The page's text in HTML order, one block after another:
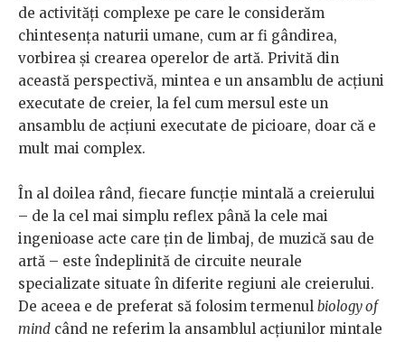
de activități complexe pe care le considerăm
chintesența naturii umane, cum ar fi gândirea,
vorbirea și crearea operelor de artă. Privită din
această perspectivă, mintea e un ansamblu de acțiuni
executate de creier, la fel cum mersul este un
ansamblu de acțiuni executate de picioare, doar că e
mult mai complex.
În al doilea rând, fiecare funcție mintală a creierului
– de la cel mai simplu reflex până la cele mai
ingenioase acte care țin de limbaj, de muzică sau de
artă – este îndeplinită de circuite neurale
specializate situate în diferite regiuni ale creierului.
De aceea e de preferat să folosim termenul biology of
mind când ne referim la ansamblul acțiunilor mintale